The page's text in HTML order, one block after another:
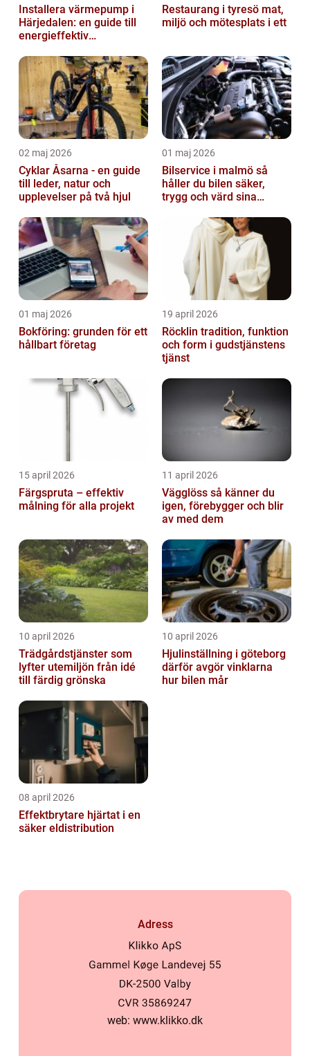
Installera värmepump i
Härjedalen: en guide till
energieffektiv
Restaurang i tyresö mat,
miljö och mötesplats i ett
02 maj 2026
Cyklar Åsarna - en guide
till leder, natur och
upplevelser på två hjul
01 maj 2026
Bilservice i malmö så
håller du bilen säker,
trygg och värd sina
01 maj 2026
Bokföring: grunden för ett
hållbart företag
19 april 2026
Röcklin tradition, funktion
och form i gudstjänstens
tjänst
15 april 2026
Färgspruta – effektiv
målning för alla projekt
11 april 2026
Vägglöss så känner du
igen, förebygger och blir
av med dem
10 april 2026
Trädgårdstjänster som
lyfter utemiljön från idé
till färdig grönska
10 april 2026
Hjulinställning i göteborg
därför avgör vinklarna
hur bilen mår
08 april 2026
Effektbrytare hjärtat i en
säker eldistribution
Adress
web: www.klikko.dk